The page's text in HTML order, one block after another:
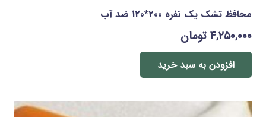
محافظ تشک يک نفره 200*120 ضد آب
۴,۲۵۰,۰۰۰ تومان
افزودن به سبد خرید